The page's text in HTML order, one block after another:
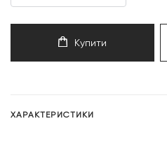
Купити
ХАРАКТЕРИСТИКИ